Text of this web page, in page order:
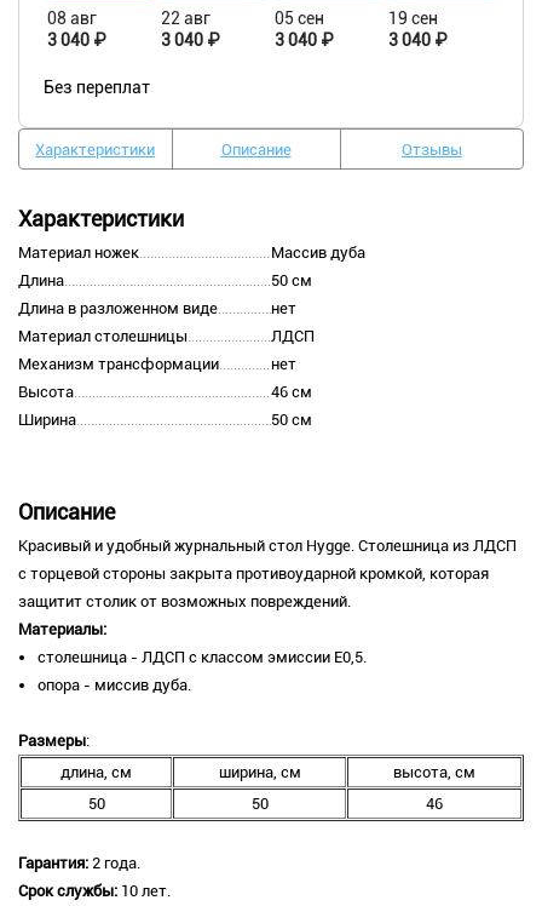
08 авг
3 040 ₽
22 авг
3 040 ₽
05 сен
3 040 ₽
19 сен
3 040 ₽
Без переплат
Характеристики Описание Отзывы
Характеристики
Материал ножек
Массив дуба
Длина
50 см
Длина в разложенном виде
нет
Материал столешницы
ЛДСП
Механизм трансформации
нет
Высота
46 см
Ширина
50 см
Описание
Красивый и удобный журнальный стол Hygge. Столешница из ЛДСП
с торцевой стороны закрыта противоударной кромкой, которая
защитит столик от возможных повреждений.
Материалы:
столешница - ЛДСП с классом эмиссии Е0,5.
опора - миссив дуба.
Размеры:
длина, см
ширина, см
высота, см
50
50 46
Гарантия: 2 года.
Срок службы: 10 лет.